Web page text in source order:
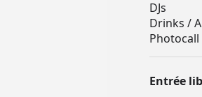
DJs
Drinks /
Photocall
Entrée